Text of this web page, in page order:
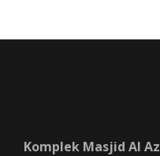
Komplek Masjid Al